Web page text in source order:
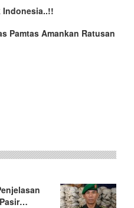
Indonesia..!!
Pamtas Amankan Ratusan